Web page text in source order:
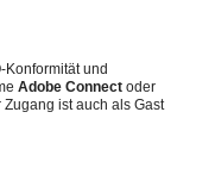
und
Adobe Connect oder
ist auch als Gast